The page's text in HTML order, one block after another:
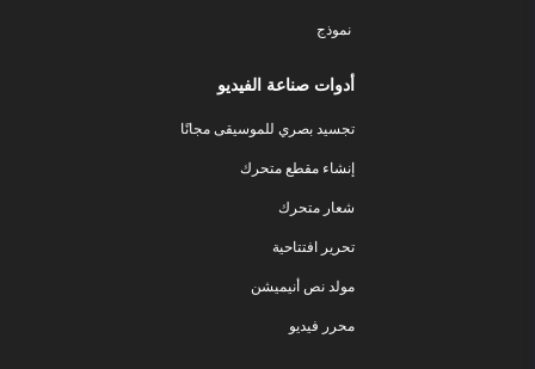
نموذج
أدوات صناعة الفيديو
تجسيد بصري للموسيقى مجانًا
إنشاء مقطع متحرك
شعار متحرك
تحرير افتتاحية
مولد نص أنيميشن
محرر فيديو